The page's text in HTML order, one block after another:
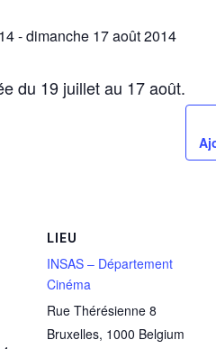
-dimanche 17 août 2014
du 19 juillet au 17 août.
LIEU
INSAS – Département
Cinéma
Rue Thérésienne 8
Bruxelles, 1000 Belgium